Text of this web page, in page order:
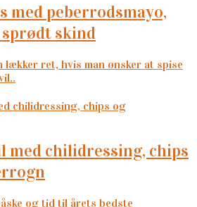
skind
lækker ret, hvis man ønsker at spise
og tid til årets bedste